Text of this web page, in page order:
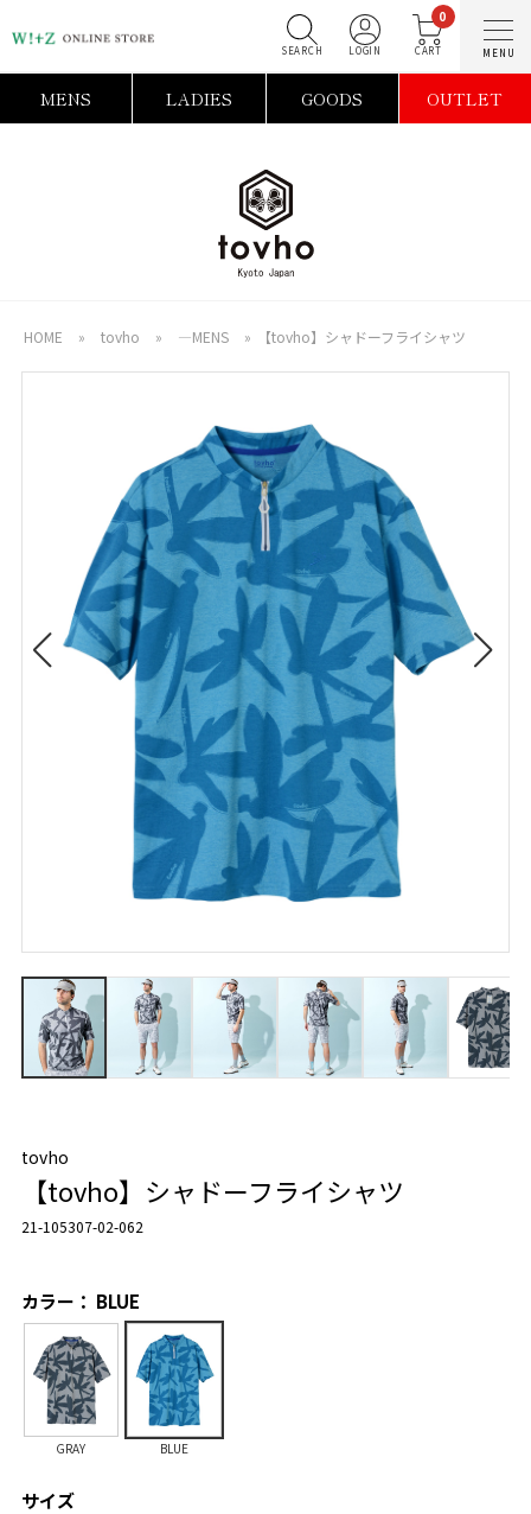
0
MENS LADIES GOODS OUTLET
HOME » tovho » ―MENS » 【tovho】シャドーフライシャツ
tovho
【tovho】シャドーフライシャツ
21-105307-02-062
カラー： BLUE
GRAY BLUE
サイズ